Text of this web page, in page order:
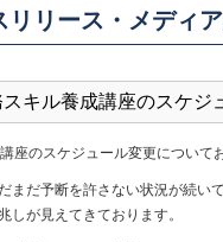
リリース・メディ
キル養成講座のスケジ
座のスケジュール変更について
まだ予断を許さない状況が続
しが見えてきております。